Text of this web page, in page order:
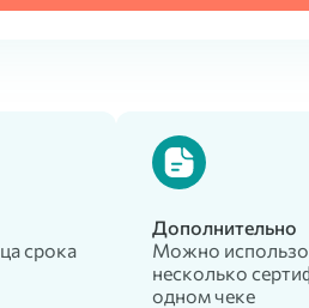
срока
Дополнительно
Можно
несколько
одном чеке